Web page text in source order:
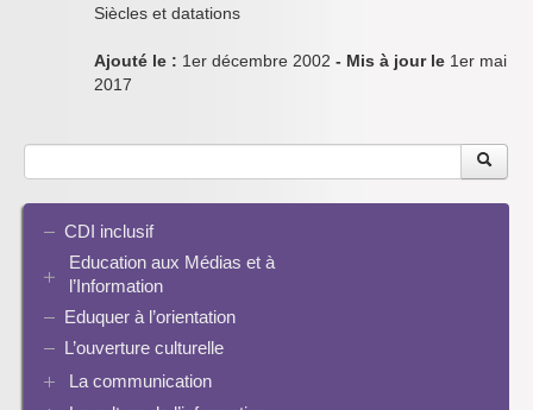
Siècles et datations
Ajouté le : 1er décembre 2002 - Mis à jour le 1er mai
2017
CDI inclusif
Education aux Médias et à
l’Information
EMI et translittératie
La culture de la participation
Eduquer à l’orientation
L’ouverture culturelle
La communication